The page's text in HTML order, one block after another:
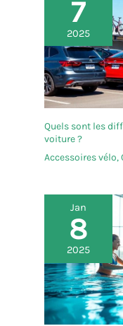
pour les
7
2025
Quels sont les
voiture ?
Accessoires vélo,
Jan
8
2025